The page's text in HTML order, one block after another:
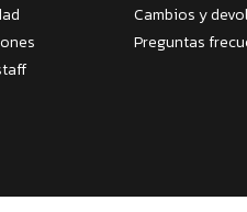
Cambios y
Preguntas